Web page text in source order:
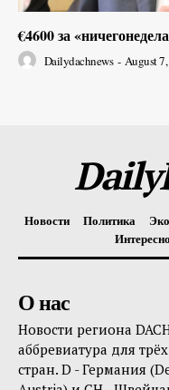
€4600 за
Dailydachnews - August
Новости Политика
Интересно
О нас
Новости региона
аббревиатура для
стран. D - Германия